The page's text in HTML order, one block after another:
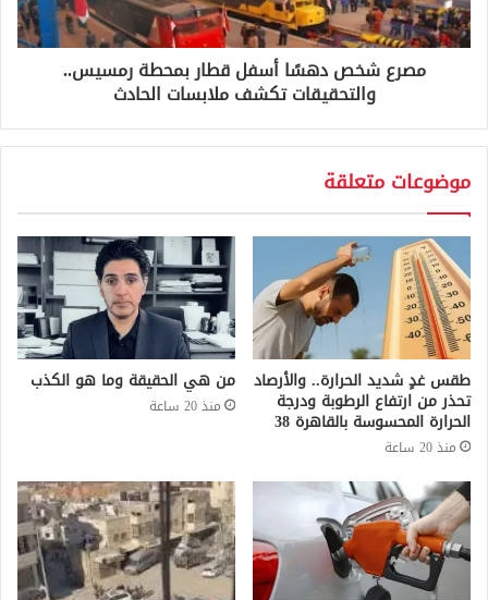
مصرع شخص دهسًا أسفل قطار بمحطة رمسيس..
والتحقيقات تكشف ملابسات الحادث
موضوعات متعلقة
طقس غدٍ شديد الحرارة.. والأرصاد
تحذر من ارتفاع الرطوبة ودرجة
الحرارة المحسوسة بالقاهرة 38
منذ 20 ساعة
من هي الحقيقة وما هو الكذب
منذ 20 ساعة